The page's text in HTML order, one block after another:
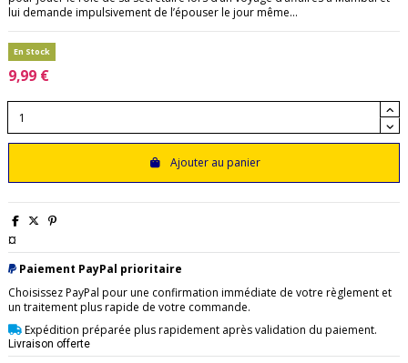
lui demande impulsivement de l’épouser le jour même...
En Stock
9,99 €
Ajouter au panier
¤
Paiement PayPal prioritaire
Choisissez PayPal pour une confirmation immédiate de votre règlement et
un traitement plus rapide de votre commande.
Expédition préparée plus rapidement après validation du paiement.
Livraison offerte